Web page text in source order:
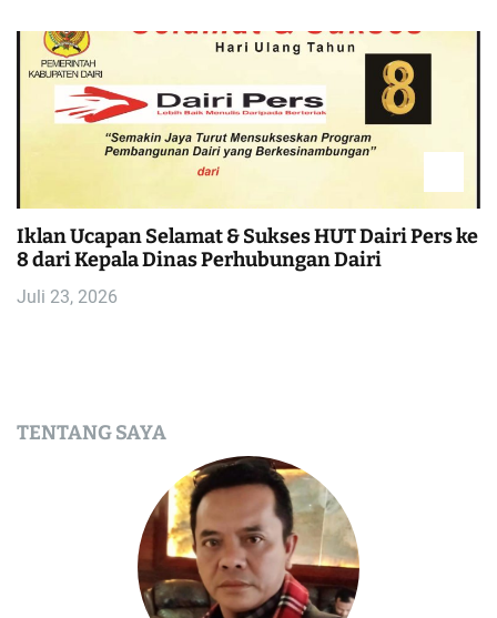
Iklan Ucapan Selamat & Sukses HUT Dairi Pers ke
8 dari Kepala Dinas Perhubungan Dairi
Juli 23, 2026
TENTANG SAYA